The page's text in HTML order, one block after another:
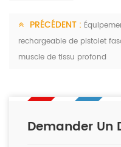
PRÉCÉDENT :
rechargeable de pistolet
muscle de tissu profond
Demander Un